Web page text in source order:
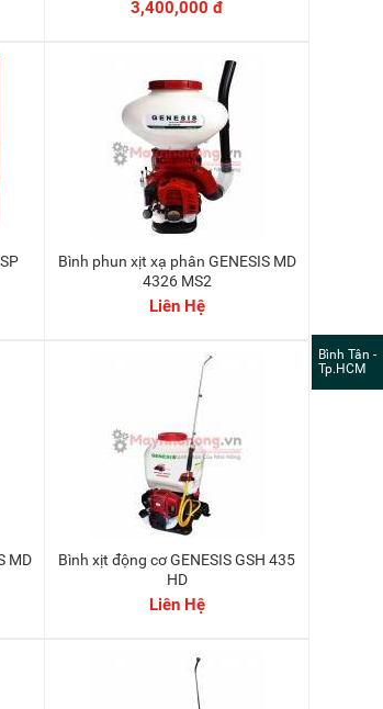
3,400,000 đ
Bình phun xịt xạ phân GENESIS MD
4326 MS2
Liên Hệ
Bình xịt động cơ GENESIS GSH 435
HD
Liên Hệ
Bình Tân -
Tp.HCM